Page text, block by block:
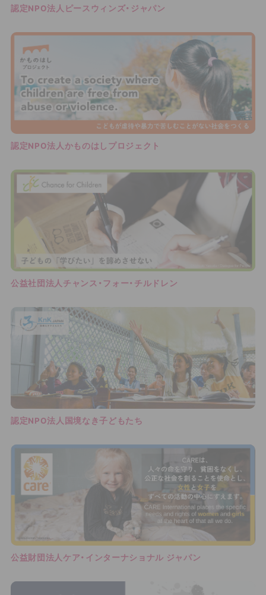
認定NPO法人ピースウィンズ・ジャパン
認定NPO法人かものはしプロジェクト
公益社団法人チャンス・フォー・チルドレン
認定NPO法人国境なき子どもたち
公益財団法人ケア・インターナショナル ジャパン